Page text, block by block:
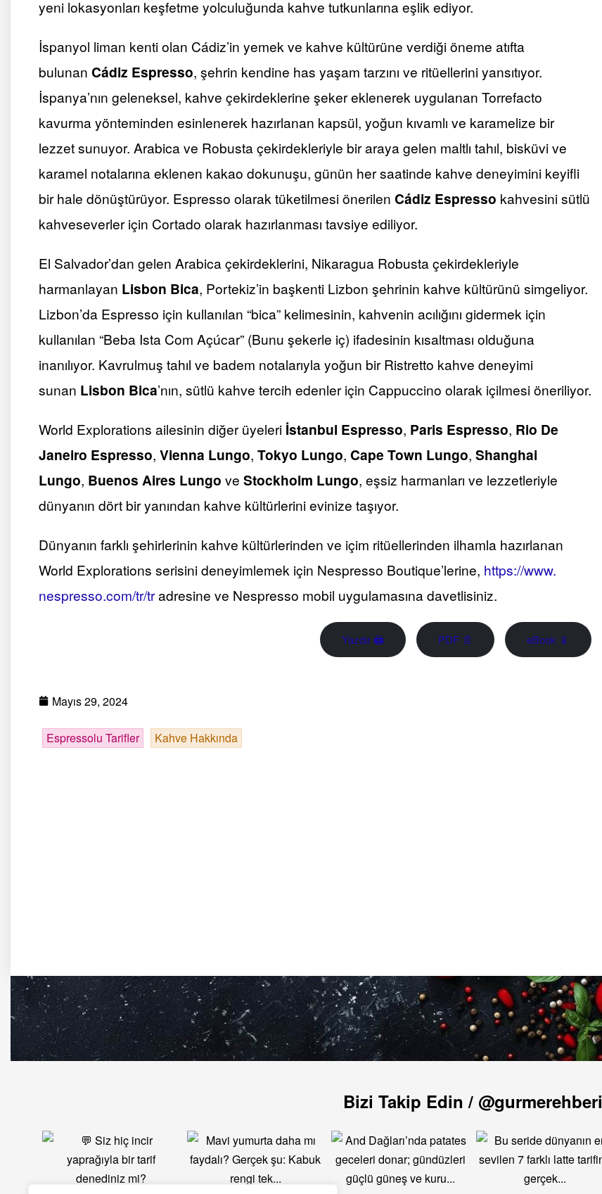
yeni lokasyonları keşfetme yolculuğunda kahve tutkunlarına eşlik ediyor.
İspanyol liman kenti olan Cádiz’in yemek ve kahve kültürüne verdiği öneme atıfta
bulunan Cádiz Espresso, şehrin kendine has yaşam tarzını ve ritüellerini yansıtıyor.
İspanya’nın geleneksel, kahve çekirdeklerine şeker eklenerek uygulanan Torrefacto
kavurma yönteminden esinlenerek hazırlanan kapsül, yoğun kıvamlı ve karamelize bir
lezzet sunuyor. Arabica ve Robusta çekirdekleriyle bir araya gelen maltlı tahıl, bisküvi ve
karamel notalarına eklenen kakao dokunuşu, günün her saatinde kahve deneyimini keyifli
bir hale dönüştürüyor. Espresso olarak tüketilmesi önerilen Cádiz Espresso kahvesini sütlü
kahveseverler için Cortado olarak hazırlanması tavsiye ediliyor.
El Salvador’dan gelen Arabica çekirdeklerini, Nikaragua Robusta çekirdekleriyle
harmanlayan Lisbon Bica, Portekiz’in başkenti Lizbon şehrinin kahve kültürünü simgeliyor.
Lizbon’da Espresso için kullanılan “bica” kelimesinin, kahvenin acılığını gidermek için
kullanılan “Beba Ista Com Açúcar” (Bunu şekerle iç) ifadesinin kısaltması olduğuna
inanılıyor. Kavrulmuş tahıl ve badem notalarıyla yoğun bir Ristretto kahve deneyimi
sunan Lisbon Bica’nın, sütlü kahve tercih edenler için Cappuccino olarak içilmesi öneriliyor.
World Explorations ailesinin diğer üyeleri İstanbul Espresso, Paris Espresso, Rio De
Janeiro Espresso, Vienna Lungo, Tokyo Lungo, Cape Town Lungo, Shanghai
Lungo, Buenos Aires Lungo ve Stockholm Lungo, eşsiz harmanları ve lezzetleriyle
dünyanın dört bir yanından kahve kültürlerini evinize taşıyor.
Dünyanın farklı şehirlerinin kahve kültürlerinden ve içim ritüellerinden ilhamla hazırlanan
World Explorations serisini deneyimlemek için Nespresso Boutique’lerine, https://www.
nespresso.com/tr/tradresine ve Nespresso mobil uygulamasına davetlisiniz.
Yazdır 🖨 PDF 📄 eBook 📱
Mayıs 29, 2024
Espressolu Tarifler Kahve Hakkında
Bizi Takip Edin / @gurmerehberi